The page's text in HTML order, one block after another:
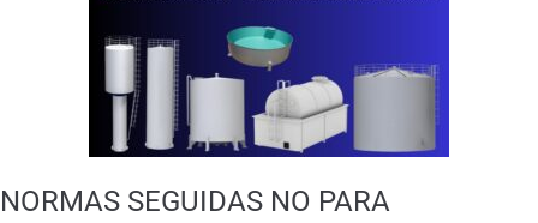
NORMAS SEGUIDAS NO PARA